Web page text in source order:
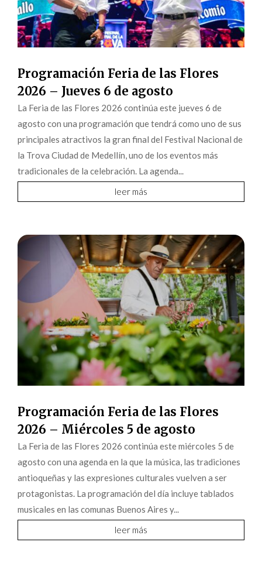
Programación Feria de las Flores
2026 – Jueves 6 de agosto
La Feria de las Flores 2026 continúa este jueves 6 de
agosto con una programación que tendrá como uno de sus
principales atractivos la gran final del Festival Nacional de
la Trova Ciudad de Medellín, uno de los eventos más
tradicionales de la celebración. La agenda...
leer más
Programación Feria de las Flores
2026 – Miércoles 5 de agosto
La Feria de las Flores 2026 continúa este miércoles 5 de
agosto con una agenda en la que la música, las tradiciones
antioqueñas y las expresiones culturales vuelven a ser
protagonistas. La programación del día incluye tablados
musicales en las comunas Buenos Aires y...
leer más